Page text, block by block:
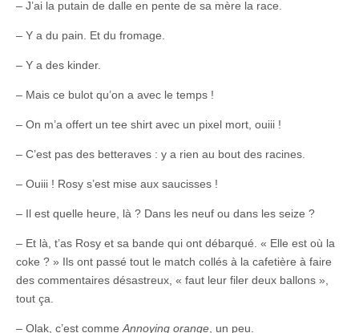
– J’ai la putain de dalle en pente de sa mère la race.
– Y a du pain. Et du fromage.
– Y a des kinder.
– Mais ce bulot qu’on a avec le temps !
– On m’a offert un tee shirt avec un pixel mort, ouiii !
– C’est pas des betteraves : y a rien au bout des racines.
– Ouiii ! Rosy s’est mise aux saucisses !
– Il est quelle heure, là ? Dans les neuf ou dans les seize ?
– Et là, t’as Rosy et sa bande qui ont débarqué. « Elle est où la
coke ? » Ils ont passé tout le match collés à la cafetière à faire
des commentaires désastreux, « faut leur filer deux ballons »,
tout ça.
– Olak, c’est comme Annoying orange , un peu.